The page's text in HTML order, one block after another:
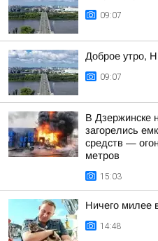
09:07
Доброе утро,
09:07
В Дзержинске
загорелись
средств —
метров
15:03
Ничего милее
14:48